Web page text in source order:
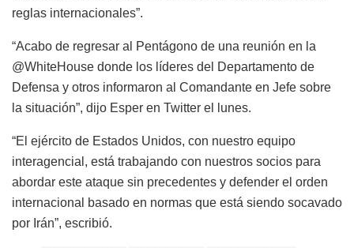
reglas internacionales”.
“Acabo de regresar al Pentágono de una reunión en la
@WhiteHouse donde los líderes del Departamento de
Defensa y otros informaron al Comandante en Jefe sobre
la situación”, dijo Esper en Twitter el lunes.
“El ejército de Estados Unidos, con nuestro equipo
interagencial, está trabajando con nuestros socios para
abordar este ataque sin precedentes y defender el orden
internacional basado en normas que está siendo socavado
por Irán”, escribió.